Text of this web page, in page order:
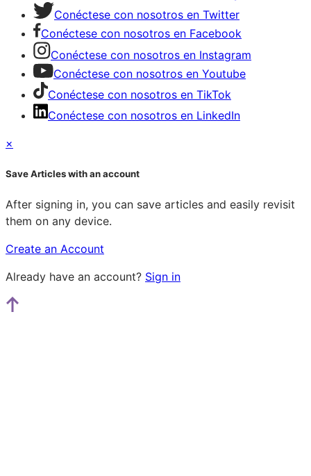
Conéctese con nosotros en Twitter
Conéctese con nosotros en Facebook
Conéctese con nosotros en Instagram
Conéctese con nosotros en Youtube
Conéctese con nosotros en TikTok
Conéctese con nosotros en LinkedIn
×
Save Articles with an account
After signing in, you can save articles and easily revisit
them on any device.
Create an Account
Already have an account? Sign in